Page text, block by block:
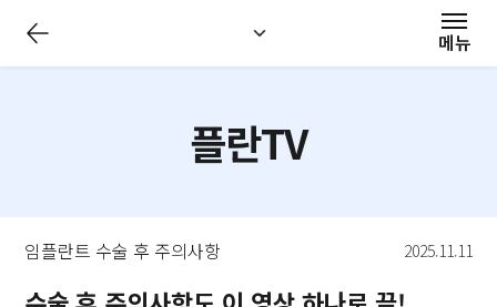
메뉴
뉴
플란TV
임플란트 수술 후 주의사항 2025.11.11